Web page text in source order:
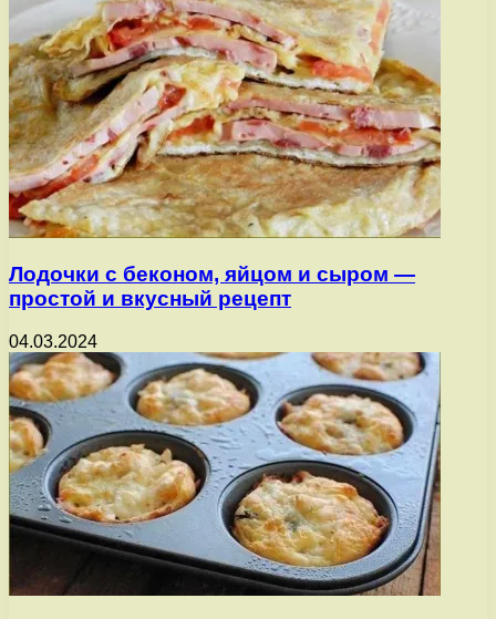
Лодочки с беконом, яйцом и сыром —
простой и вкусный рецепт
04.03.2024